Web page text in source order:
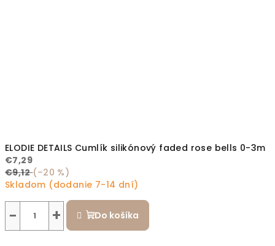
ELODIE DETAILS Cumlík silikónový faded rose bells 0-3m
€7,29
€9,12 (–20 %)
Skladom (dodanie 7-14 dní)
+
− Do košíka